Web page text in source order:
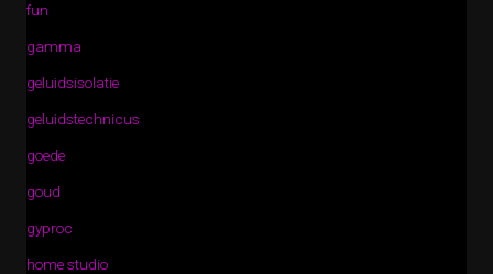
fun
gamma
geluidsisolatie
geluidstechnicus
goede
goud
gyproc
home studio